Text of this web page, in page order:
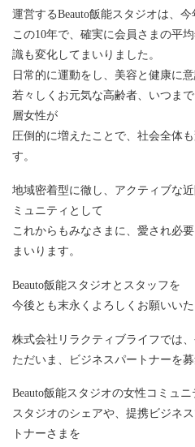
運営するBeauto飯能スタジオは、今
この10年で、確実に会員さまの平
識も変化してまいりました。
日常的に運動をし、美容と健康に
若々しくお元気な高齢者、いつま
層女性が
圧倒的に増えたことで、社会全体
す。
地域密着型に徹し、アクティブな
ミュニティとして
これからもみなさまに、愛され必
まいります。
Beauto飯能スタジオとスタッフを
今後とも末永くよろしくお願いいた
株式会社リラクティブライフでは
ただいま、ビジネスパートナーを募
Beauto飯能スタジオの女性コミュ
スタジオのシェアや、提携ビジネ
トナーさまを